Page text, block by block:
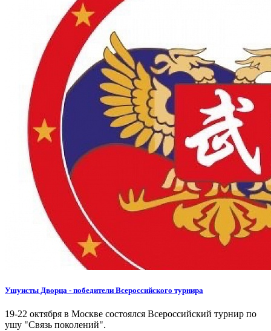
Ушуисты Дворца - победители Всероссийского турнира
19-22 октября в Москве состоялся Всероссийский турнир по
ушу "Связь поколений".